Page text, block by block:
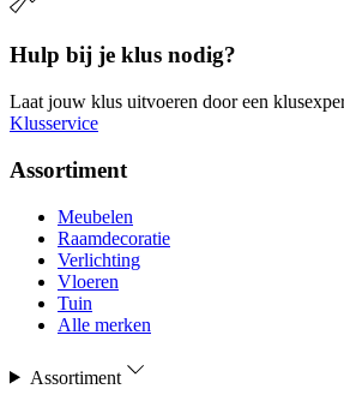
Hulp bij je klus nodig?
Laat jouw klus uitvoeren door een
Klusservice
Assortiment
Meubelen
Raamdecoratie
Verlichting
Vloeren
Tuin
Alle merken
Assortiment